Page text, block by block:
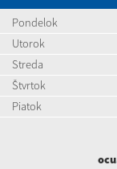
Pondelok
Utorok
Streda
Štvrtok
Piatok